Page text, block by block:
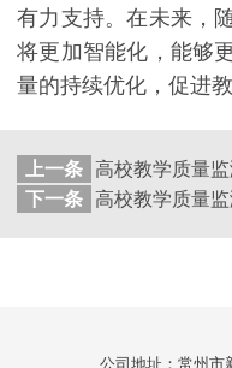
有力支持。在未来，
将更加智能化，能够
量的持续优化，促进
上一条
下一条
公司地址：常州市